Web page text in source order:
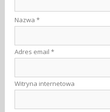
Nazwa *
Adres email *
Witryna internetowa